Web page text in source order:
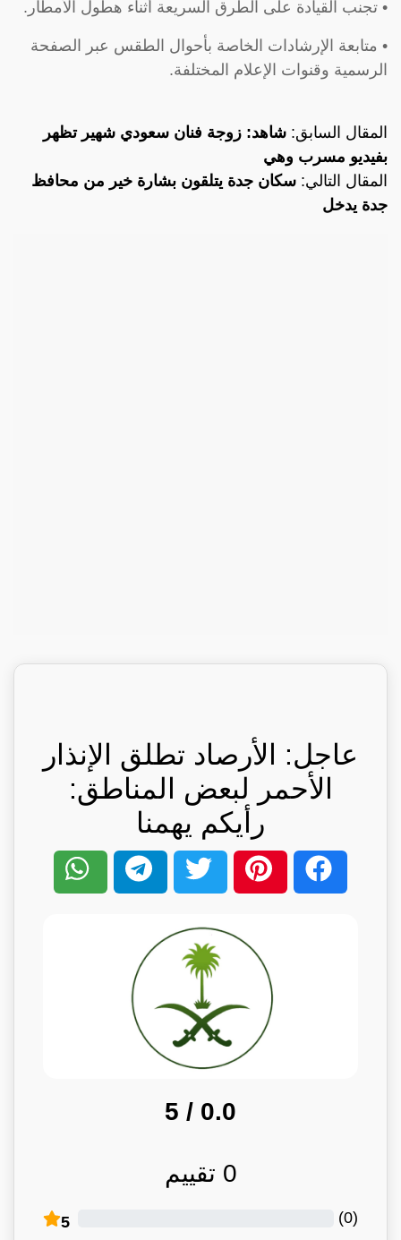
• تجنب القيادة على الطرق السريعة أثناء هطول الأمطار.
• متابعة الإرشادات الخاصة بأحوال الطقس عبر الصفحة
الرسمية وقنوات الإعلام المختلفة.
المقال السابق: شاهد: زوجة فنان سعودي شهير تظهر
بفيديو مسرب وهي
المقال التالي: سكان جدة يتلقون بشارة خير من محافظ
جدة يدخل
عاجل: الأرصاد تطلق الإنذار
الأحمر لبعض المناطق:
رأيكم يهمنا
0.0
/ 5
0 تقييم
5 (
0
)